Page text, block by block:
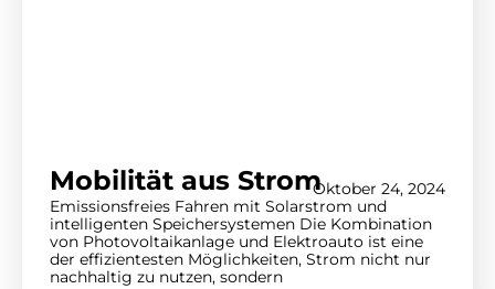
Mobilität aus StromOktober 24, 2024
Emissionsfreies Fahren mit Solarstrom und
intelligenten Speichersystemen Die Kombination
von Photovoltaikanlage und Elektroauto ist eine
der effizientesten Möglichkeiten, Strom nicht nur
nachhaltig zu nutzen, sondern